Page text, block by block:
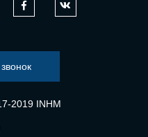
2019 INHM